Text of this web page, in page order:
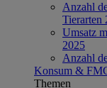
Anzahl
Tierarten
Umsatz
2025
Anzahl
Konsum &
Themen